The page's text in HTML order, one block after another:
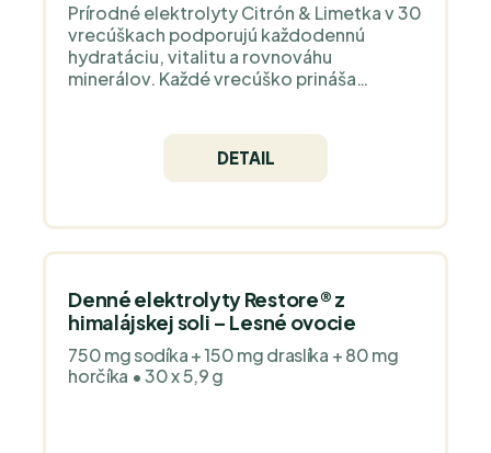
Prírodné elektrolyty Citrón & Limetka v 30
vrecúškach podporujú každodennú
hydratáciu, vitalitu a rovnováhu
minerálov. Každé vrecúško prináša
zdrojov pre jednoduché doplnenie
elektrolytov. Neobsahujú pridaný cukor
ani umelé sladidlá. Sú sladené iba
energetickú hodnotu, približne 5 kcal na
porciu.
DETAIL
Denné elektrolyty Restore® z
himalájskej soli – Lesné ovocie
750 mg sodíka + 150 mg draslíka + 80 mg
horčíka • 30 x 5,9 g